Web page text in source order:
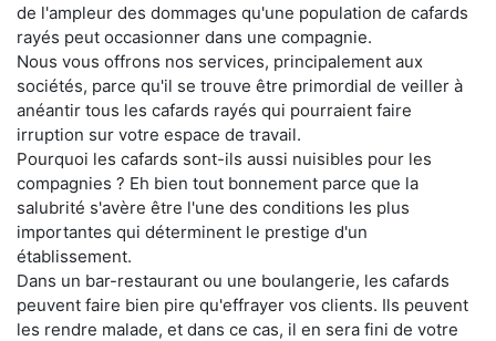
de l'ampleur des dommages qu'une population de cafards
rayés peut occasionner dans une compagnie.
Nous vous offrons nos services, principalement aux
sociétés, parce qu'il se trouve être primordial de veiller à
anéantir tous les cafards rayés qui pourraient faire
irruption sur votre espace de travail.
Pourquoi les cafards sont-ils aussi nuisibles pour les
compagnies ? Eh bien tout bonnement parce que la
salubrité s'avère être l'une des conditions les plus
importantes qui déterminent le prestige d'un
établissement.
Dans un bar-restaurant ou une boulangerie, les cafards
peuvent faire bien pire qu'effrayer vos clients. Ils peuvent
les rendre malade, et dans ce cas, il en sera fini de votre